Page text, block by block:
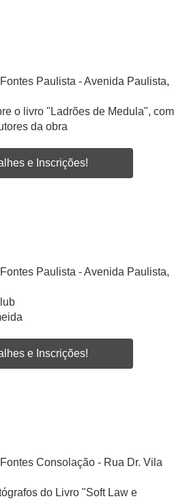
Paulista - Avenida Paulista,
o livro "Ladrões de Medula", com
da obra
e Inscrições!
Paulista - Avenida Paulista,
e Inscrições!
Consolação - Rua Dr. Vila
do Livro "Soft Law e